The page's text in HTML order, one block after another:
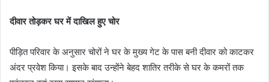
दीवार तोड़कर घर में दाखिल हुए चोर
पीड़ित परिवार के अनुसार चोरों ने घर के मुख्य गेट के पास बनी दीवार को काटकर
अंदर प्रवेश किया। इसके बाद उन्होंने बेहद शातिर तरीके से घर के कमरों तक